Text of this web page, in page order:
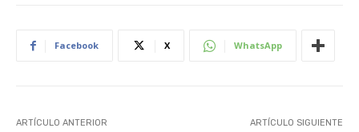
Facebook X WhatsApp
ARTÍCULO ANTERIOR ARTÍCULO SIGUIENTE